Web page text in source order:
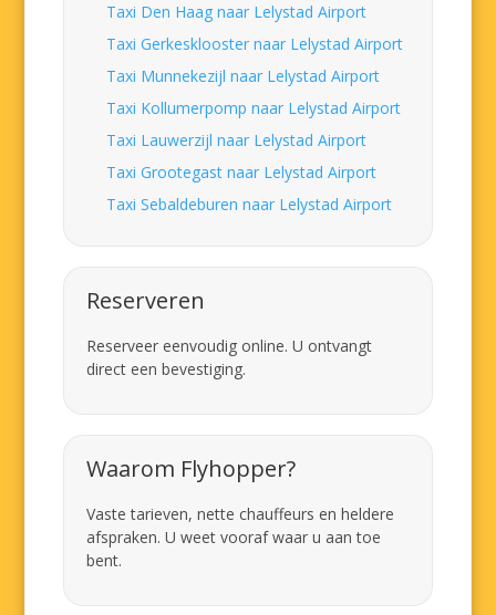
Taxi Den Haag naar Lelystad Airport
Taxi Gerkesklooster naar Lelystad Airport
Taxi Munnekezijl naar Lelystad Airport
Taxi Kollumerpomp naar Lelystad Airport
Taxi Lauwerzijl naar Lelystad Airport
Taxi Grootegast naar Lelystad Airport
Taxi Sebaldeburen naar Lelystad Airport
Reserveren
Reserveer eenvoudig online. U ontvangt
direct een bevestiging.
Waarom Flyhopper?
Vaste tarieven, nette chauffeurs en heldere
afspraken. U weet vooraf waar u aan toe
bent.